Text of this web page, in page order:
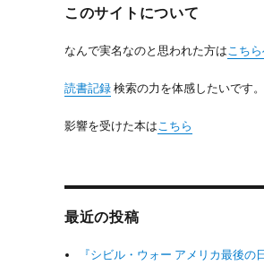
このサイトについて
なんで実名なのと思われた方はこち
読書記録検索の力を体感したいです。
影響を受けた本はこちら
最近の投稿
『シビル・ウォー アメリカ最後の日